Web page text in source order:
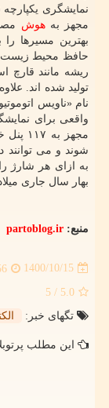
مجهز بههوش
بهترین مسیرها
حافظ محیط زیست
ریشه مانند قارچ
تولید شده اند.
نام «ناویس
مجهز
شوند و می
بهار سال جاری
منبع: partoblog.ir
1400/10/15
5.0
/ 5
تگهای خبر:
این مطلب